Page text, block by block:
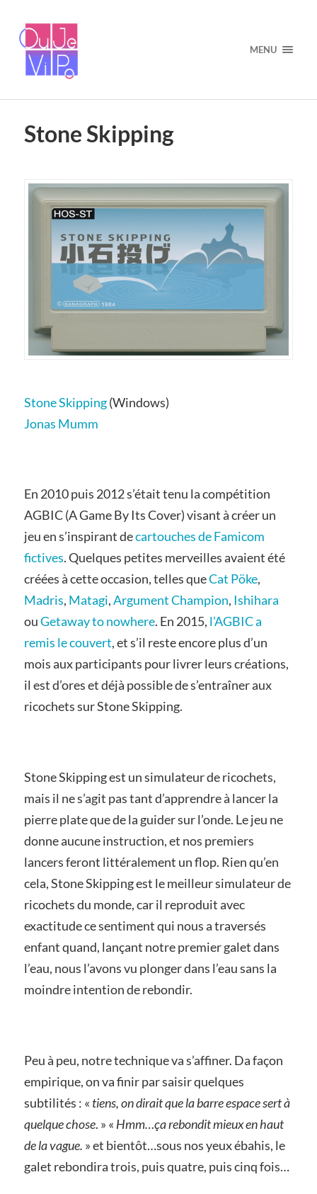
MENU
Stone Skipping
Stone Skipping(Windows)
Jonas Mumm
En 2010 puis 2012 s’était tenu la compétition
AGBIC (A Game By Its Cover) visant à créer un
jeu en s’inspirant decartouches de Famicom
fictives. Quelques petites merveilles avaient été
créées à cette occasion, telles queCat Pöke,
Madris, Matagi,Argument Champion, Ishihara
ouGetaway to nowhere. En 2015, l’AGBIC a
remis le couvert, et s’il reste encore plus d’un
mois aux participants pour livrer leurs créations,
il est d’ores et déjà possible de s’entraîner aux
ricochets sur Stone Skipping.
Stone Skipping est un simulateur de ricochets,
mais il ne s’agit pas tant d’apprendre à lancer la
pierre plate que de la guider sur l’onde. Le jeu ne
donne aucune instruction, et nos premiers
lancers feront littéralement un flop. Rien qu’en
cela, Stone Skipping est le meilleur simulateur de
ricochets du monde, car il reproduit avec
exactitude ce sentiment qui nous a traversés
enfant quand, lançant notre premier galet dans
l’eau, nous l’avons vu plonger dans l’eau sans la
moindre intention de rebondir.
Peu à peu, notre technique va s’affiner. Da façon
empirique, on va finir par saisir quelques
subtilités : « tiens, on dirait que la barre espace sert à
quelque chose. » « Hmm…ça rebondit mieux en haut
de la vague. » et bientôt…sous nos yeux ébahis, le
galet rebondira trois, puis quatre, puis cinq fois…